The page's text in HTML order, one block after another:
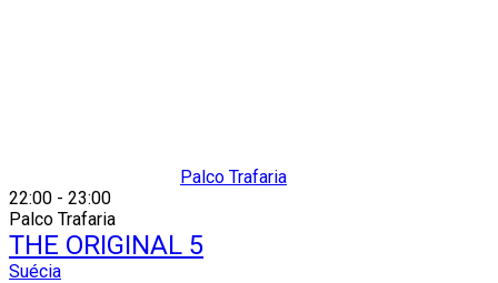
Palco Trafaria
22:00 - 23:00
Palco Trafaria
THE ORIGINAL 5
Suécia